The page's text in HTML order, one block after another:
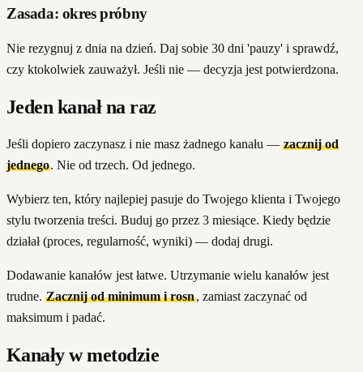
Zasada: okres próbny
Nie rezygnuj z dnia na dzień. Daj sobie 30 dni 'pauzy' i sprawdź,
czy ktokolwiek zauważył. Jeśli nie — decyzja jest potwierdzona.
Jeden kanał na raz
Jeśli dopiero zaczynasz i nie masz żadnego kanału — zacznij od
jednego. Nie od trzech. Od jednego.
Wybierz ten, który najlepiej pasuje do Twojego klienta i Twojego
stylu tworzenia treści. Buduj go przez 3 miesiące. Kiedy będzie
działał (proces, regularność, wyniki) — dodaj drugi.
Dodawanie kanałów jest łatwe. Utrzymanie wielu kanałów jest
trudne. Zacznij od minimum i rosn, zamiast zaczynać od
maksimum i padać.
Kanały w metodzie